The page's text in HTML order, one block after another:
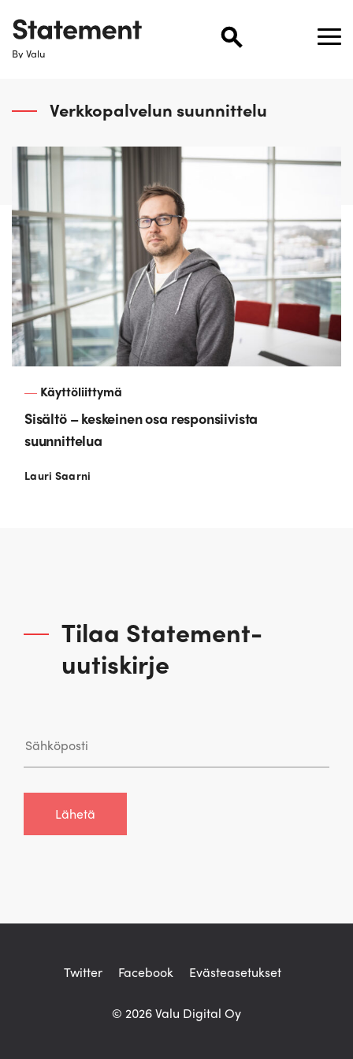
By Valu
Verkkopalvelun suunnittelu
Käyttöliittymä
Sisältö – keskeinen osa responsiivista
suunnittelua
Lauri Saarni
Tilaa Statement-
uutiskirje
Twitter Facebook Evästeasetukset
© 2026 Valu Digital Oy